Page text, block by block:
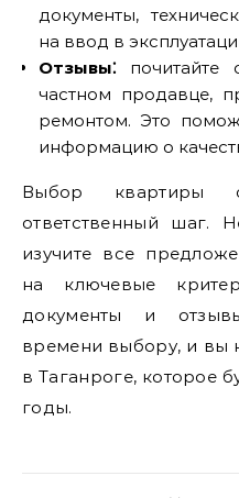
документы,
на ввод в
Отзывы⁚почитайте
частном продавце,
ремонтом. Это
информацию о
Выбор
ответственный шаг.
изучите все
на ключевые
документы и
времени выбору, и вы
в Таганроге, которое
годы.